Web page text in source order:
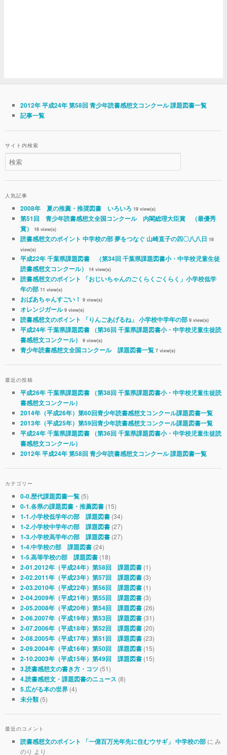
2012年 平成24年 第58回 青少年読書感想文コンクール 課題図書一覧
記事一覧
サイト内検索
人気記事
2008年 夏の推薦・推奨図書 いろいろ 19 view(s)
第51回 青少年読書感想文全国コンクール 内閣総理大臣賞 （最優秀
賞）
16 view(s)
読書感想文のポイント 中学校の部 夢をつなぐ 山崎直子の四〇八八日 16
view(s)
平成22年 千葉県課題図書 （第34回 千葉県課題図書小・中学校児童生徒
読書感想文コンクール）
14 view(s)
読書感想文のポイント 「おじいちゃんのごくらくごくらく」小学校低学
年の部 11 view(s)
おばあちゃんすごい！ 9 view(s)
オレンジガール 9 view(s)
読書感想文のポイント 「りんごあげるね」 小学校中学年の部 9 view(s)
平成24年 千葉県課題図書 （第36回 千葉県課題図書小・中学校児童生徒読
書感想文コンクール）
9 view(s)
青少年読書感想文全国コンクール 課題図書一覧 7 view(s)
最近の投稿
平成26年 千葉県課題図書 （第38回 千葉県課題図書小・中学校児童生徒読
書感想文コンクール）
2014年（平成26年）第60回青少年読書感想文コンクール課題図書一覧
2013年（平成25年）第59回青少年読書感想文コンクール課題図書一覧
平成24年 千葉県課題図書 （第36回 千葉県課題図書小・中学校児童生徒読
書感想文コンクール）
2012年 平成24年 第58回 青少年読書感想文コンクール 課題図書一覧
カテゴリー
0-0.歴代課題図書一覧(5)
0-1.各県の課題図書・推薦図書(15)
1-1.小学校低学年の部 課題図書(34)
1-2.小学校中学年の部 課題図書(27)
1-3.小学校高学年の部 課題図書(27)
1-4.中学校の部 課題図書(24)
1-5.高等学校の部 課題図書(18)
2-01.2012年（平成24年）第58回 課題図書(1)
2-02.2011年（平成23年）第57回 課題図書(3)
2-03.2010年（平成22年）第56回 課題図書(1)
2-04.2009年（平成21年）第55回 課題図書(3)
2-05.2008年（平成20年）第54回 課題図書(26)
2-06.2007年（平成19年）第53回 課題図書(31)
2-07.2006年（平成18年）第52回 課題図書(20)
2-08.2005年（平成17年）第51回 課題図書(23)
2-09.2004年（平成16年）第50回 課題図書(15)
2-10.2003年（平成15年）第49回 課題図書(15)
3.読書感想文の書き方・コツ (51)
4.読書感想文・課題図書のニュース (8)
5.広がる本の世界(4)
未分類(5)
最近のコメント
読書感想文のポイント 「一億百万光年先に住むウサギ」 中学校の部に み
のり より